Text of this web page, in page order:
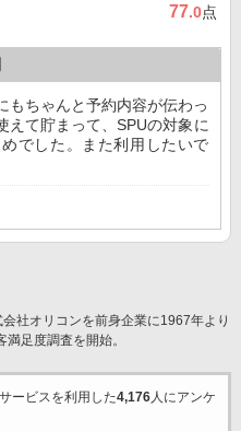
77.0点
もちゃんと予約内容が伝わっ
えて貯まって、SPUの対象に
でした。また利用したいで
社オリコンを前身企業に1967年より
足度調査を開始。
ービスを利用した4,176人にアンケ